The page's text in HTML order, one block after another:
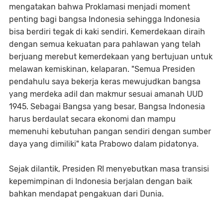
mengatakan bahwa Proklamasi menjadi moment
penting bagi bangsa Indonesia sehingga Indonesia
bisa berdiri tegak di kaki sendiri. Kemerdekaan diraih
dengan semua kekuatan para pahlawan yang telah
berjuang merebut kemerdekaan yang bertujuan untuk
melawan kemiskinan, kelaparan. "Semua Presiden
pendahulu saya bekerja keras mewujudkan bangsa
yang merdeka adil dan makmur sesuai amanah UUD
1945. Sebagai Bangsa yang besar, Bangsa Indonesia
harus berdaulat secara ekonomi dan mampu
memenuhi kebutuhan pangan sendiri dengan sumber
daya yang dimiliki" kata Prabowo dalam pidatonya.
Sejak dilantik, Presiden RI menyebutkan masa transisi
kepemimpinan di Indonesia berjalan dengan baik
bahkan mendapat pengakuan dari Dunia.